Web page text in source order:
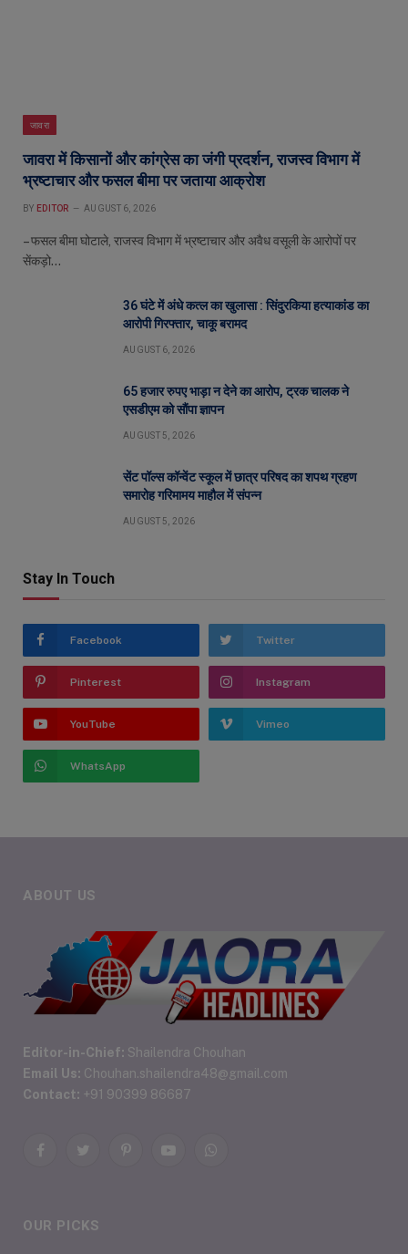
जावरा
जावरा में किसानों और कांग्रेस का जंगी प्रदर्शन, राजस्व विभाग में
भ्रष्टाचार और फसल बीमा पर जताया आक्रोश
BY EDITOR AUGUST 6, 2026
– फसल बीमा घोटाले, राजस्व विभाग में भ्रष्टाचार और अवैध वसूली के आरोपों पर
सेंकड़ो…
36 घंटे में अंधे कत्ल का खुलासा : सिंदुरकिया हत्याकांड का
आरोपी गिरफ्तार, चाकू बरामद
AUGUST 6, 2026
65 हजार रुपए भाड़ा न देने का आरोप, ट्रक चालक ने
एसडीएम को सौंपा ज्ञापन
AUGUST 5, 2026
सेंट पॉल्स कॉन्वेंट स्कूल में छात्र परिषद का शपथ ग्रहण
समारोह गरिमामय माहौल में संपन्न
AUGUST 5, 2026
Stay In Touch
Facebook Twitter
Pinterest Instagram
YouTube Vimeo
WhatsApp
ABOUT US
Editor-in-Chief: Shailendra Chouhan
Email Us: Chouhan.shailendra48@gmail.com
Contact: +91 90399 86687
FacebookTwitterPinterestYouTubeWhatsApp
OUR PICKS